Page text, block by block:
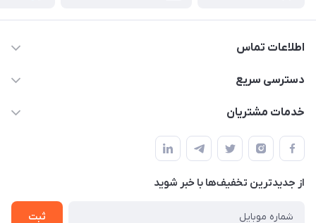
اطلاعات تماس
۰۲۱۰۰۰۰۰۰۰۰
دسترسی سریع
حساب کاربری
لیست محصولات
درباره ما
خدمات مشتریان
قوانین و مقررات
حریم خصوصی
راهنما
از جدید‌ترین تخفیف‌ها با‌ خبر شوید
ثبت